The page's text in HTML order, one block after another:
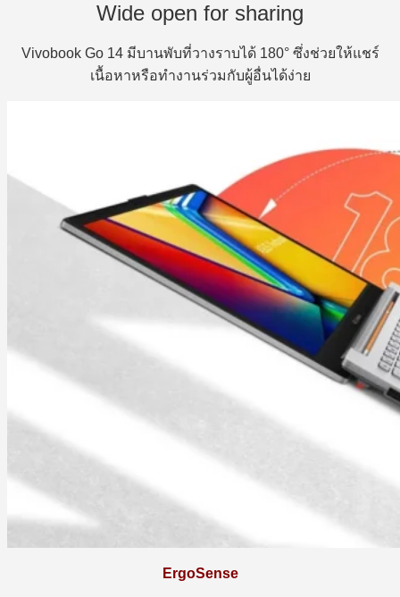
Wide open for sharing
Vivobook Go 14 มีบานพับที่วางราบได้ 180° ซึ่งช่วยให้แชร์
เนื้อหาหรือทำงานร่วมกับผู้อื่นได้ง่าย
ErgoSense